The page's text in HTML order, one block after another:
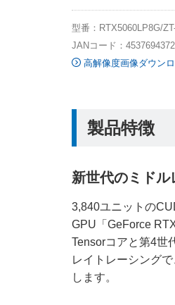
型番：RTX5060LP8G/
JANコード：
高解像度画像ダウン
製品特徴
新世代のミド
3,840ユニットの
GPU「GeForce
Tensorコアと第4世
レイトレーシング
します。